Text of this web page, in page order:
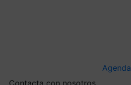
Contacta con nosotros
Agenda